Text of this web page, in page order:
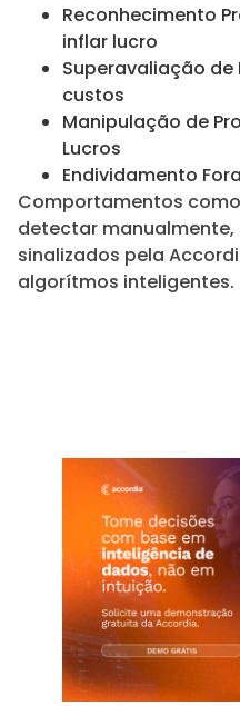
Reconhecimento
inflar lucro
Superavaliação de
custos
Manipulação de
Lucros
Endividamento
Comportamentos
detectar
sinalizados pela
algorítmos inteligentes.